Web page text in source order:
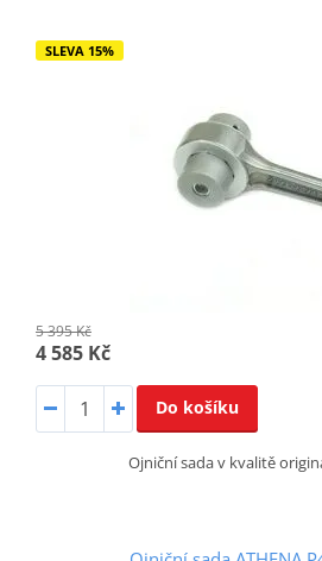
SLEVA 15%
5 395 Kč
4 585 Kč
Do košíku
Ojniční sada v kvalitě